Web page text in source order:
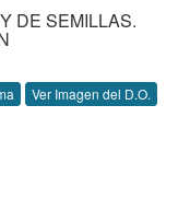
DE SEMILLAS.
Ver Imagen del D.O.